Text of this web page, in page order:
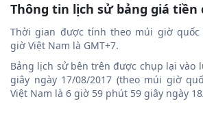
Thông tin lịch sử bảng giá
Thời gian được tính theo múi giờ quốc
giờ Việt Nam là GMT+7.
Bảng lịch sử bên trên được chụp lại vào
giây ngày 17/08/2017 (theo múi giờ
Việt Nam là 6 giờ 59 phút 59 giây ngày